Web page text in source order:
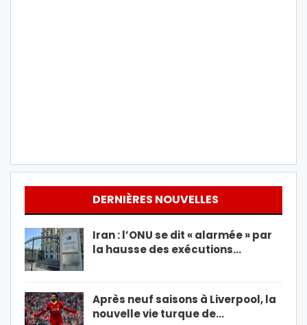
DERNIÈRES NOUVELLES
Iran : l’ONU se dit « alarmée » par
la hausse des exécutions…
Après neuf saisons à Liverpool, la
nouvelle vie turque de…